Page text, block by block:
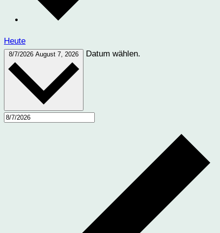
Heute
8/7/2026 August 7, 2026 Datum wählen.